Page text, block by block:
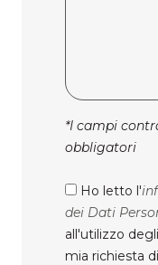
*I campi
obbligatori
Ho letto l'
dei Dati
all'utilizzo
mia richiesta